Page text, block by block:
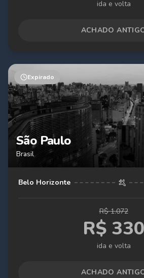
ida e volta
ACHADO
Expirado
São Paulo
Brasil
Belo Horizonte
R$1.072
R$ 330
ida e volta
ACHADO